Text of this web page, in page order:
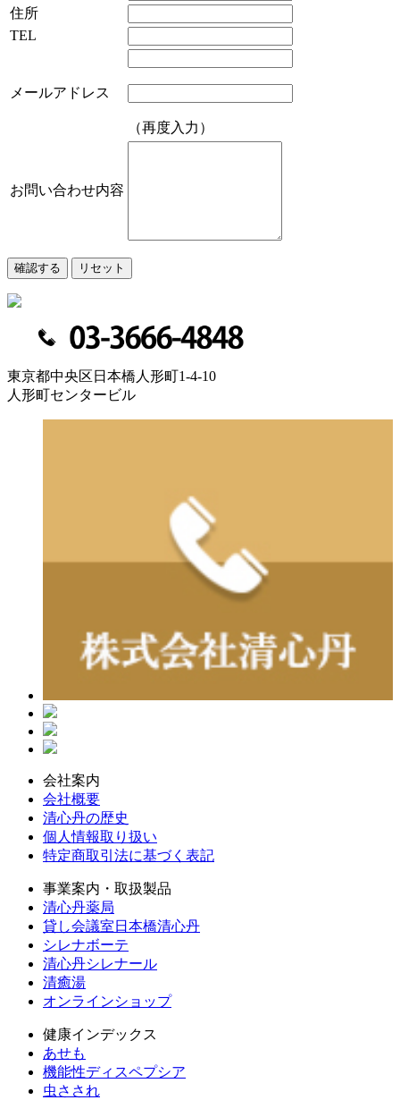
住所
TEL
メールアドレス
（再度入力）
お問い合わせ内容
東京都中央区日本橋人形町1-4-10
人形町センタービル
会社案内
会社概要
清心丹の歴史
個人情報取り扱い
特定商取引法に基づく表記
事業案内・取扱製品
清心丹薬局
貸し会議室日本橋清心丹
シレナボーテ
清心丹シレナール
清癒湯
オンラインショップ
健康インデックス
あせも
機能性ディスペプシア
虫さされ